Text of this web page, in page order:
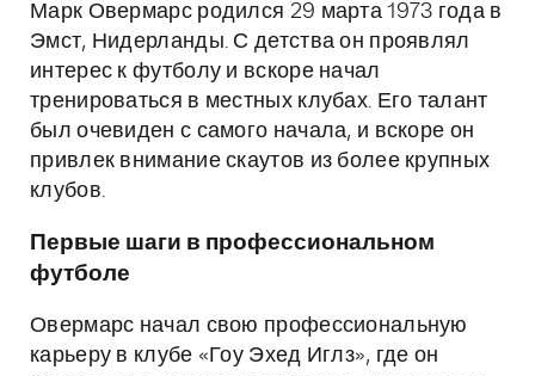
Марк Овермарс родился 29 марта 1973 года в
Эмст, Нидерланды. С детства он проявлял
интерес к футболу и вскоре начал
тренироваться в местных клубах. Его талант
был очевиден с самого начала, и вскоре он
привлек внимание скаутов из более крупных
клубов.
Первые шаги в профессиональном
футболе
Овермарс начал свою профессиональную
карьеру в клубе «Гоу Эхед Иглз», где он